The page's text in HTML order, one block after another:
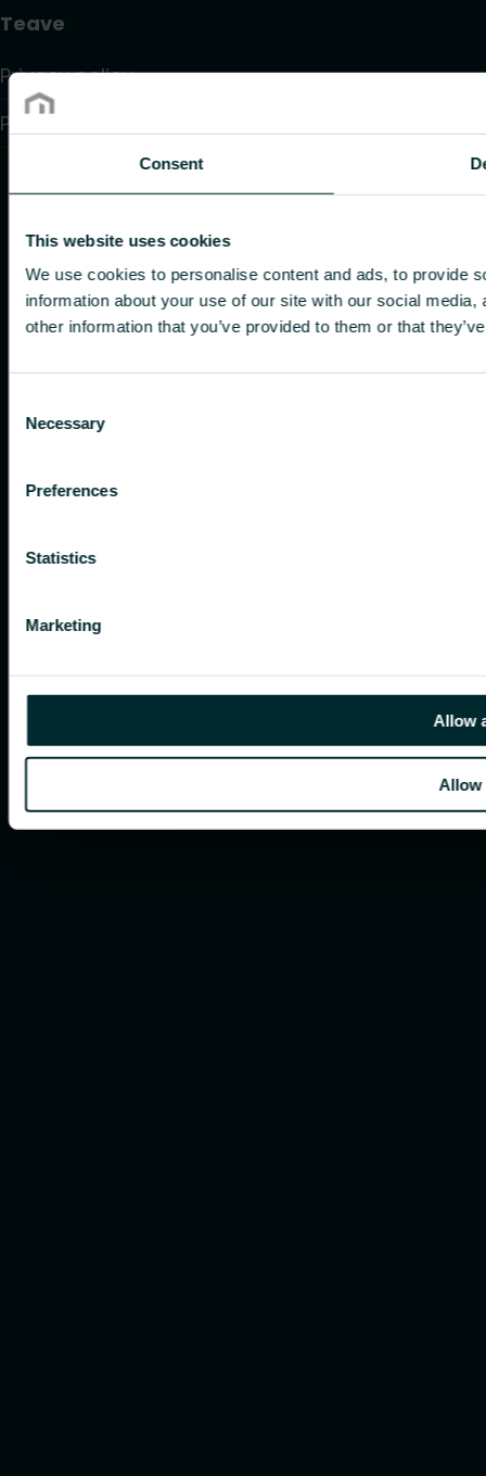
Consent
This website uses cookies
We use cookies to personalise content and ads, to provide
information about your use of our site with our social
other information that you’ve provided to them or that
Selection
Necessary
Preferences
Statistics
Marketing
Allow
Allow
Teave
Privacy policy
Purchase terms and conditions